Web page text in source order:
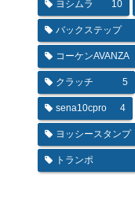
ヨシムラ 10
バックステップ
コーケンAVANZA
クラッチ 5
sena10cpro 4
ヨッシースタンプ
トランポ